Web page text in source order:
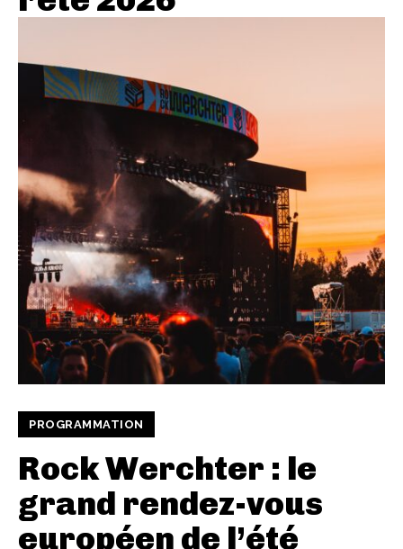
PROGRAMMATION
Rock Werchter : le
grand rendez-vous
européen de l’été